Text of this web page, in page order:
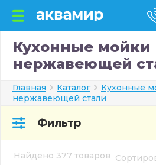
Кухонные мойки
нержавеющей
Главная Каталог Кухонные
нержавеющей стали
Фильтр
Найдено 377 товаров